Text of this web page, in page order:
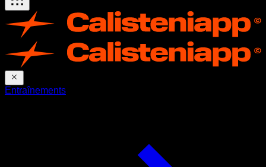
Entraînements